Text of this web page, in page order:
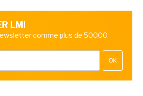
LMI
comme plus de 50000
OK